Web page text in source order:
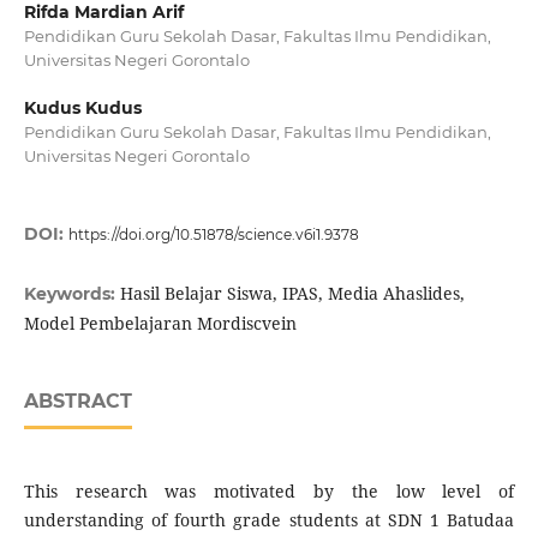
Rifda Mardian Arif
Pendidikan Guru Sekolah Dasar, Fakultas Ilmu Pendidikan,
Universitas Negeri Gorontalo
Kudus Kudus
Pendidikan Guru Sekolah Dasar, Fakultas Ilmu Pendidikan,
Universitas Negeri Gorontalo
DOI: https://doi.org/10.51878/science.v6i1.9378
Keywords: Hasil Belajar Siswa, IPAS, Media Ahaslides,
Model Pembelajaran Mordiscvein
ABSTRACT
This research was motivated by the low level of
understanding of fourth grade students at SDN 1 Batudaa